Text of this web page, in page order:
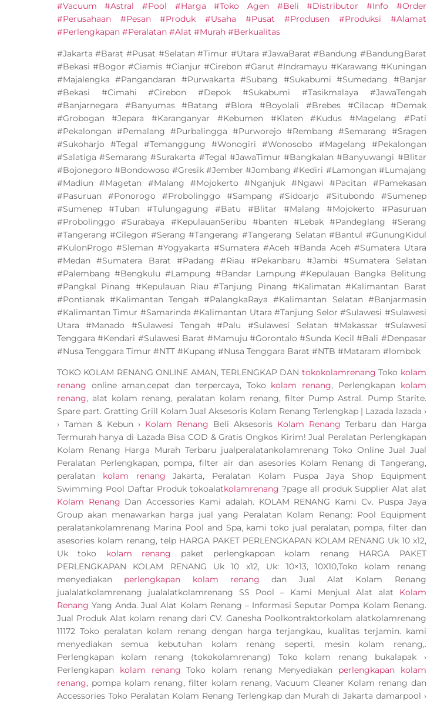
#Vacuum #Astral #Pool #Harga #Toko Agen #Beli #Distributor #Info #Order
#Perusahaan #Pesan #Produk #Usaha #Pusat #Produsen #Produksi #Alamat
#Perlengkapan #Peralatan #Alat #Murah #Berkualitas
#Jakarta #Barat #Pusat #Selatan #Timur #Utara #JawaBarat #Bandung #BandungBarat
#Bekasi #Bogor #Ciamis #Cianjur #Cirebon #Garut #Indramayu #Karawang #Kuningan
#Majalengka #Pangandaran #Purwakarta #Subang #Sukabumi #Sumedang #Banjar
#Bekasi #Cimahi #Cirebon #Depok #Sukabumi #Tasikmalaya #JawaTengah
#Banjarnegara #Banyumas #Batang #Blora #Boyolali #Brebes #Cilacap #Demak
#Grobogan #Jepara #Karanganyar #Kebumen #Klaten #Kudus #Magelang #Pati
#Pekalongan #Pemalang #Purbalingga #Purworejo #Rembang #Semarang #Sragen
#Sukoharjo #Tegal #Temanggung #Wonogiri #Wonosobo #Magelang #Pekalongan
#Salatiga #Semarang #Surakarta #Tegal #JawaTimur #Bangkalan #Banyuwangi #Blitar
#Bojonegoro #Bondowoso #Gresik #Jember #Jombang #Kediri #Lamongan #Lumajang
#Madiun #Magetan #Malang #Mojokerto #Nganjuk #Ngawi #Pacitan #Pamekasan
#Pasuruan #Ponorogo #Probolinggo #Sampang #Sidoarjo #Situbondo #Sumenep
#Sumenep #Tuban #Tulungagung #Batu #Blitar #Malang #Mojokerto #Pasuruan
#Probolinggo #Surabaya #KepulauanSeribu #banten #Lebak #Pandeglang #Serang
#Tangerang #Cilegon #Serang #Tangerang #Tangerang Selatan #Bantul #GunungKidul
#KulonProgo #Sleman #Yogyakarta #Sumatera #Aceh #Banda Aceh #Sumatera Utara
#Medan #Sumatera Barat #Padang #Riau #Pekanbaru #Jambi #Sumatera Selatan
#Palembang #Bengkulu #Lampung #Bandar Lampung #Kepulauan Bangka Belitung
#Pangkal Pinang #Kepulauan Riau #Tanjung Pinang #Kalimatan #Kalimantan Barat
#Pontianak #Kalimantan Tengah #PalangkaRaya #Kalimantan Selatan #Banjarmasin
#Kalimantan Timur #Samarinda #Kalimantan Utara #Tanjung Selor #Sulawesi #Sulawesi
Utara #Manado #Sulawesi Tengah #Palu #Sulawesi Selatan #Makassar #Sulawesi
Tenggara #Kendari #Sulawesi Barat #Mamuju #Gorontalo #Sunda Kecil #Bali #Denpasar
#Nusa Tenggara Timur #NTT #Kupang #Nusa Tenggara Barat #NTB #Mataram #lombok
TOKO KOLAM RENANG ONLINE AMAN, TERLENGKAP DAN tokokolamrenang Toko kolam
renang online aman,cepat dan terpercaya, Toko kolam renang, Perlengkapan kolam
renang, alat kolam renang, peralatan kolam renang, filter Pump Astral. Pump Starite.
Spare part. Gratting Grill Kolam Jual Aksesoris Kolam Renang Terlengkap | Lazada lazada ›
› Taman & Kebun ›Kolam Renang Beli Aksesoris Kolam Renang Terbaru dan Harga
Termurah hanya di Lazada Bisa COD & Gratis Ongkos Kirim! Jual Peralatan Perlengkapan
Kolam Renang Harga Murah Terbaru jualperalatankolamrenang Toko Online Jual Jual
Peralatan Perlengkapan, pompa, filter air dan asesories Kolam Renang di Tangerang,
peralatan kolam renang Jakarta, Peralatan Kolam Puspa Jaya Shop Equipment
Swimming Pool Daftar Produk tokoalatkolamrenang ?page all produk Supplier Alat alat
Kolam Renang Dan Accessories Kami adalah. KOLAM RENANG Kami Cv. Puspa Jaya
Group akan menawarkan harga jual yang Peralatan Kolam Renang: Pool Equipment
peralatankolamrenang Marina Pool and Spa, kami toko jual peralatan, pompa, filter dan
asesories kolam renang, telp HARGA PAKET PERLENGKAPAN KOLAM RENANG Uk 10 x12,
Uk toko kolam renang paket perlengkapoan kolam renang HARGA PAKET
PERLENGKAPAN KOLAM RENANG Uk 10 x12, Uk: 10×13, 10X10,Toko kolam renang
menyediakan perlengkapan kolam renang dan Jual Alat Kolam Renang
jualalatkolamrenang jualalatkolamrenang SS Pool – Kami Menjual Alat alat Kolam
Renang Yang Anda. Jual Alat Kolam Renang – Informasi Seputar Pompa Kolam Renang.
Jual Produk Alat kolam renang dari CV. Ganesha Poolkontraktorkolam alatkolamrenang
11172 Toko peralatan kolam renang dengan harga terjangkau, kualitas terjamin. kami
menyediakan semua kebutuhan kolam renang seperti, mesin kolam renang,.
Perlengkapan kolam renang (tokokolamrenang) Toko kolam renang bukalapak ›
Perlengkapan kolam renang Toko kolam renang Menyediakan perlengkapan kolam
renang, pompa kolam renang, filter kolam renang, Vacuum Cleaner Kolam renang dan
Accessories Toko Peralatan Kolam Renang Terlengkap dan Murah di Jakarta damarpool ›